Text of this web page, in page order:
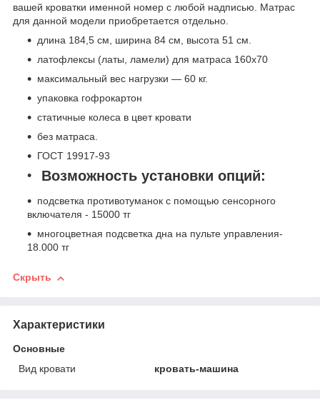
вашей кроватки именной номер с любой надписью. Матрас
для данной модели приобретается отдельно.
длина 184,5 см, ширина 84 см, высота 51 см.
латофлексы (латы, ламели) для матраса 160х70
максимальный вес нагрузки ― 60 кг.
упаковка гофрокартон
статичные колеса в цвет кровати
без матраса.
ГОСТ 19917-93
Возможность установки опций:
подсветка противотуманок с помощью сенсорного
включателя - 15000 тг
многоцветная подсветка дна на пульте управления-
18.000 тг
Скрыть
Характеристики
Основные
Вид кровати
кровать-машина